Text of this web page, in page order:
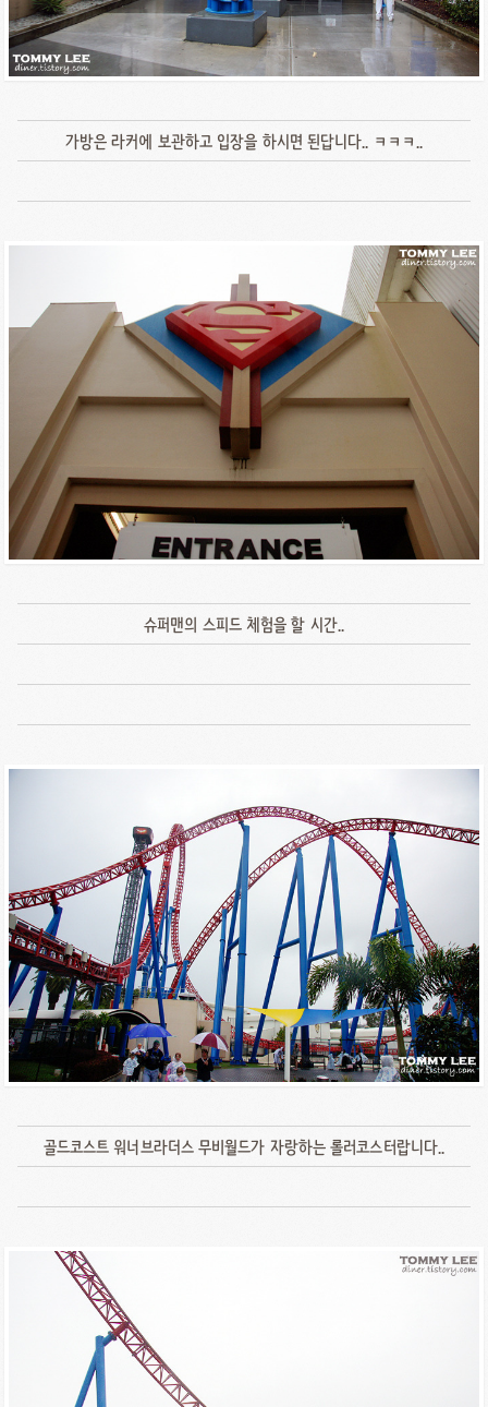
가방은 라커에 보관하고 입장을 하시면 된답니다.. ㅋㅋㅋ..
슈퍼맨의 스피드 체험을 할 시간..
골드코스트 워너브라더스 무비월드가 자랑하는 롤러코스터랍니다..